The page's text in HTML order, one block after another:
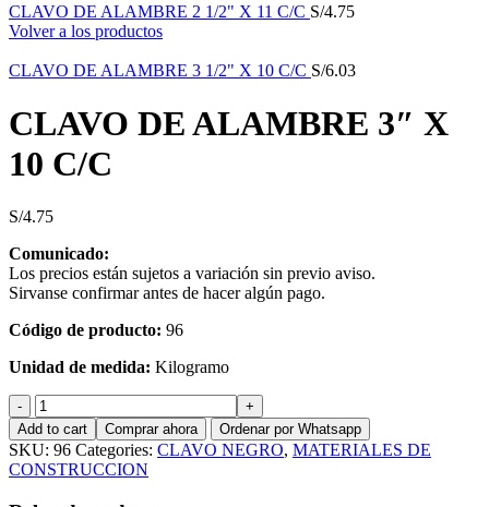
CLAVO DE ALAMBRE 2 1/2" X 11 C/C S/4.75
Volver a los productos
CLAVO DE ALAMBRE 3 1/2" X 10 C/C S/6.03
CLAVO DE ALAMBRE 3″ X
10 C/C
S/4.75
Comunicado:
Los precios están sujetos a variación sin previo aviso.
Sirvanse confirmar antes de hacer algún pago.
Código de producto: 96
Unidad de medida: Kilogramo
CLAVO
DE
ALAMBRE
3"
X
10
Add to cart Comprar ahora Ordenar por Whatsapp
SKU: 96 Categories: CLAVO NEGRO, MATERIALES DE
CONSTRUCCION